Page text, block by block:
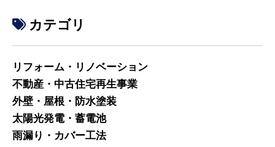
カテゴリ
リフォーム・リノベーション
不動産・中古住宅再生事業
外壁・屋根・防水塗装
太陽光発電・蓄電池
雨漏り・カバー工法